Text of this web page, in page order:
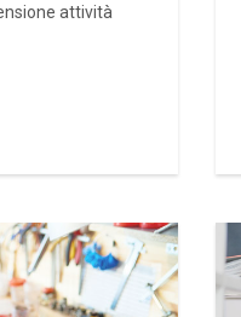
attività